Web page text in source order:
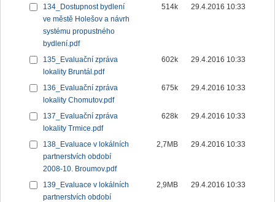
134_Dostupnost bydlení
ve městě Holešov a návrh
systému propustného
bydlení.pdf
514k 29.4.2016 10:33
135_Evaluační zpráva
lokality Bruntál.pdf
602k 29.4.2016 10:33
136_Evaluační zpráva
lokality Chomutov.pdf
675k 29.4.2016 10:33
137_Evaluační zpráva
lokality Trmice.pdf
628k 29.4.2016 10:33
138_Evaluace v lokálních
partnerstvích období
2008-10. Broumov.pdf
2,7MB 29.4.2016 10:33
139_Evaluace v lokálních
partnerstvích období
2,9MB 29.4.2016 10:33